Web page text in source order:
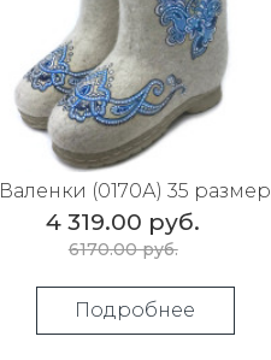
Валенки (0170А) 35 размер
4 319.00 руб.
6170.00 руб.
Подробнее